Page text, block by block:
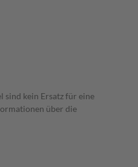
sind kein Ersatz für eine
über die